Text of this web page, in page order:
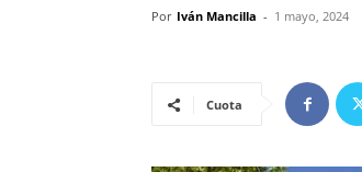
Por Iván Mancilla - 1 mayo, 2024
Cuota